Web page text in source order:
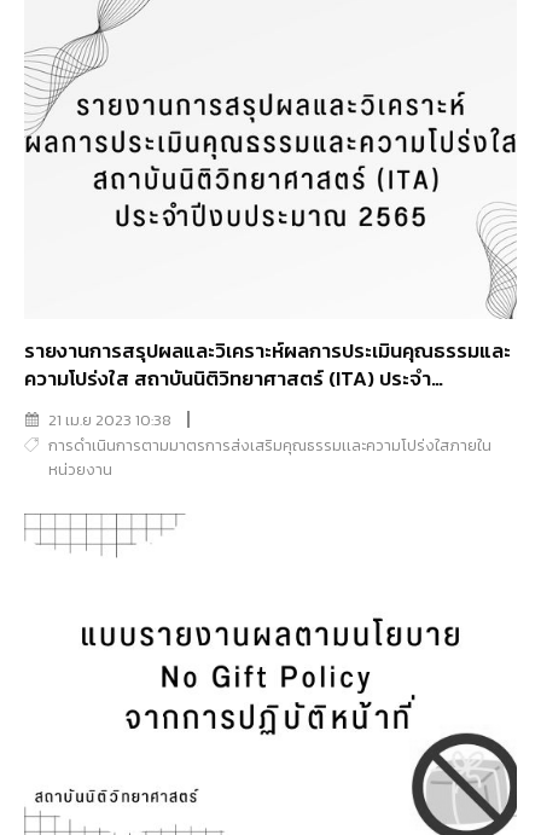
รายงานการสรุปผลและวิเคราะห์ผลการประเมินคุณธรรมและ
ความโปร่งใส สถาบันนิติวิทยาศาสตร์ (ITA) ประจำ
ปีงบประมาณ 2565
21 เม.ย 2023 10:38
การดำเนินการตามมาตรการส่งเสริมคุณธรรมเเละความโปร่งใสภายใน
หน่วยงาน